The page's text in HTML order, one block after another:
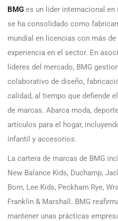
BMG es un líder internacional
se ha consolidado como
mundial en licencias con más
experiencia en el sector. En
líderes del mercado, BMG
colaborativo de diseño,
calidad, al tiempo que defiende
de marcas. Abarca moda,
artículos para el hogar,
infantil y accesorios.
La cartera de marcas de BMG
New Balance Kids, Duchamp,
Born, Lee Kids, Peckham Rye,
Franklin & Marshall. BMG
mantener unas prácticas